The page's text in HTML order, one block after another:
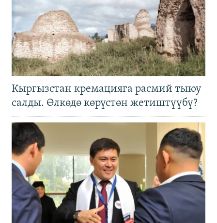
Кыргызстан кремацияга расмий тыюу
салды. Өлкөдө көрүстөн жетиштүүбү?